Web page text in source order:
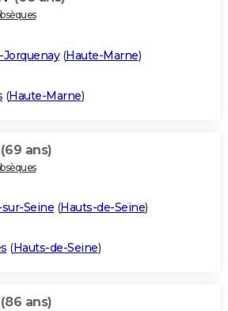
(Haute-Marne)
(Haute-Marne)
(69 ans)
sur-Seine (Hauts-de-Seine)
(Hauts-de-Seine)
(86 ans)